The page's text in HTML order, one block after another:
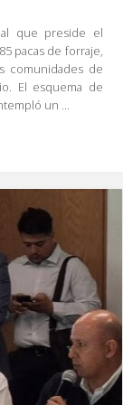
que preside el
pacas de forraje,
comunidades de
El esquema de
un …